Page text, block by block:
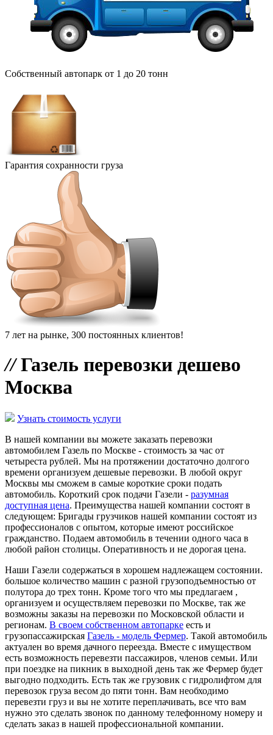
Собственный автопарк от 1 до 20 тонн
Гарантия сохранности груза
7 лет на рынке, 300 постоянных клиентов!
//Газель перевозки дешево
Москва
Узнать стоимость услуги
В нашей компании вы можете заказать перевозки
автомобилем Газель по Москве - стоимость за час от
четыреста рублей. Мы на протяжении достаточно долгого
времени организуем дешевые перевозки. В любой округ
Москвы мы сможем в самые короткие сроки подать
автомобиль. Короткий срок подачи Газели - разумная
доступная цена. Преимущества нашей компании состоят в
следующем: Бригады грузчиков нашей компании состоят из
профессионалов с опытом, которые имеют российское
гражданство. Подаем автомобиль в течении одного часа в
любой район столицы. Оперативность и не дорогая цена.
Наши Газели содержаться в хорошем надлежащем состоянии.
большое количество машин с разной грузоподъемностью от
полутора до трех тонн. Кроме того что мы предлагаем ,
организуем и осуществляем перевозки по Москве, так же
возможны заказы на перевозки по Московской области и
регионам. В своем собственном автопарке есть и
грузопассажирская Газель - модель Фермер. Такой автомобиль
актуален во время дачного переезда. Вместе с имуществом
есть возможность перевезти пассажиров, членов семьи. Или
при поездке на пикник в выходной день так же Фермер будет
выгодно подходить. Есть так же грузовик с гидролифтом для
перевозок груза весом до пяти тонн. Вам необходимо
перевезти груз и вы не хотите переплачивать, все что вам
нужно это сделать звонок по данному телефонному номеру и
сделать заказ в нашей профессиональной компании.